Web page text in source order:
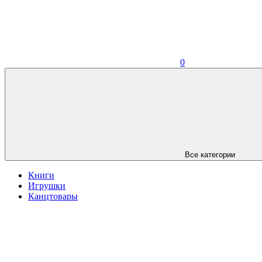
0
Все категории
Книги
Игрушки
Канцтовары